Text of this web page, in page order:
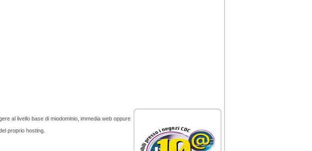
al livello base di miodominio, immedia web oppure
proprio hosting.